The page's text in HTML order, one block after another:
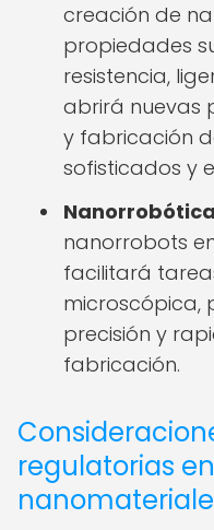
creación de
propiedades
resistencia,
abrirá nuevas
y fabricación
sofisticados y
nanorrobots
facilitará
microscópica,
precisión y
fabricación.
regulatorias